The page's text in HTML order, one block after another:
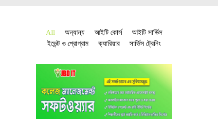
All অন্যান্য আইটি কোর্স
আইটি সার্ভিস
ইভেন্ট ও প্রোগ্রাম
ক্যারিয়ার সার্ভিস ট্রেনিং